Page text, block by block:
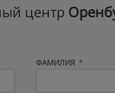
центр
ФАМИЛИЯ